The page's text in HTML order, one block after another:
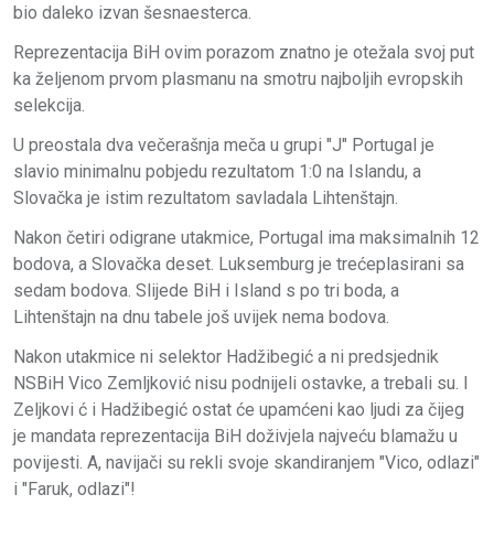
bio daleko izvan šesnaesterca.
Reprezentacija BiH ovim porazom znatno je otežala svoj put
ka željenom prvom plasmanu na smotru najboljih evropskih
selekcija.
U preostala dva večerašnja meča u grupi "J" Portugal je
slavio minimalnu pobjedu rezultatom 1:0 na Islandu, a
Slovačka je istim rezultatom savladala Lihtenštajn.
Nakon četiri odigrane utakmice, Portugal ima maksimalnih 12
bodova, a Slovačka deset. Luksemburg je trećeplasirani sa
sedam bodova. Slijede BiH i Island s po tri boda, a
Lihtenštajn na dnu tabele još uvijek nema bodova.
Nakon utakmice ni selektor Hadžibegić a ni predsjednik
NSBiH Vico Zemljković nisu podnijeli ostavke, a trebali su. I
Zeljkovi ć i Hadžibegić ostat će upamćeni kao ljudi za čijeg
je mandata reprezentacija BiH doživjela najveću blamažu u
povijesti. A, navijači su rekli svoje skandiranjem "Vico, odlazi"
i "Faruk, odlazi"!